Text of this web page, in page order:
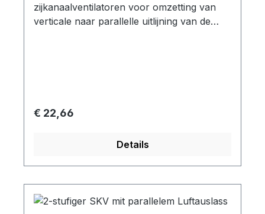
zijkanaalventilatoren voor omzetting van
verticale naar parallelle uitlijning van de
Normale prijs:
€ 22,66
Details